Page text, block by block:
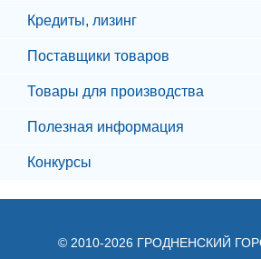
Кредиты, лизинг
Поставщики товаров
Товары для производства
Полезная информация
Конкурсы
© 2010-2026 ГРОДНЕНСКИЙ